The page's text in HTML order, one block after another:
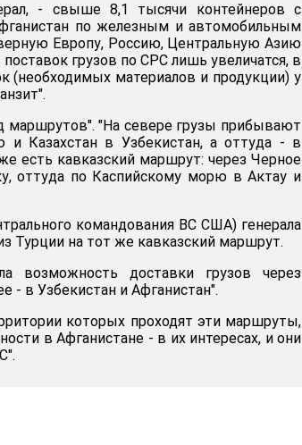
- свыше 8,1 тысячи контейнеров с
по железным и автомобильным
Европу, Россию, Центральную Азию
грузов по СРС лишь увеличатся, в
(необходимых материалов и продукции) у
маршрутов". "На севере грузы прибывают
Казахстан в Узбекистан, а оттуда - в
есть кавказский маршрут: через Черное
оттуда по Каспийскому морю в Актау и
командования ВС США) генерала
Турции на тот же кавказский маршрут.
возможность доставки грузов через
- в Узбекистан и Афганистан".
которых проходят эти маршруты,
в Афганистане - в их интересах, и они